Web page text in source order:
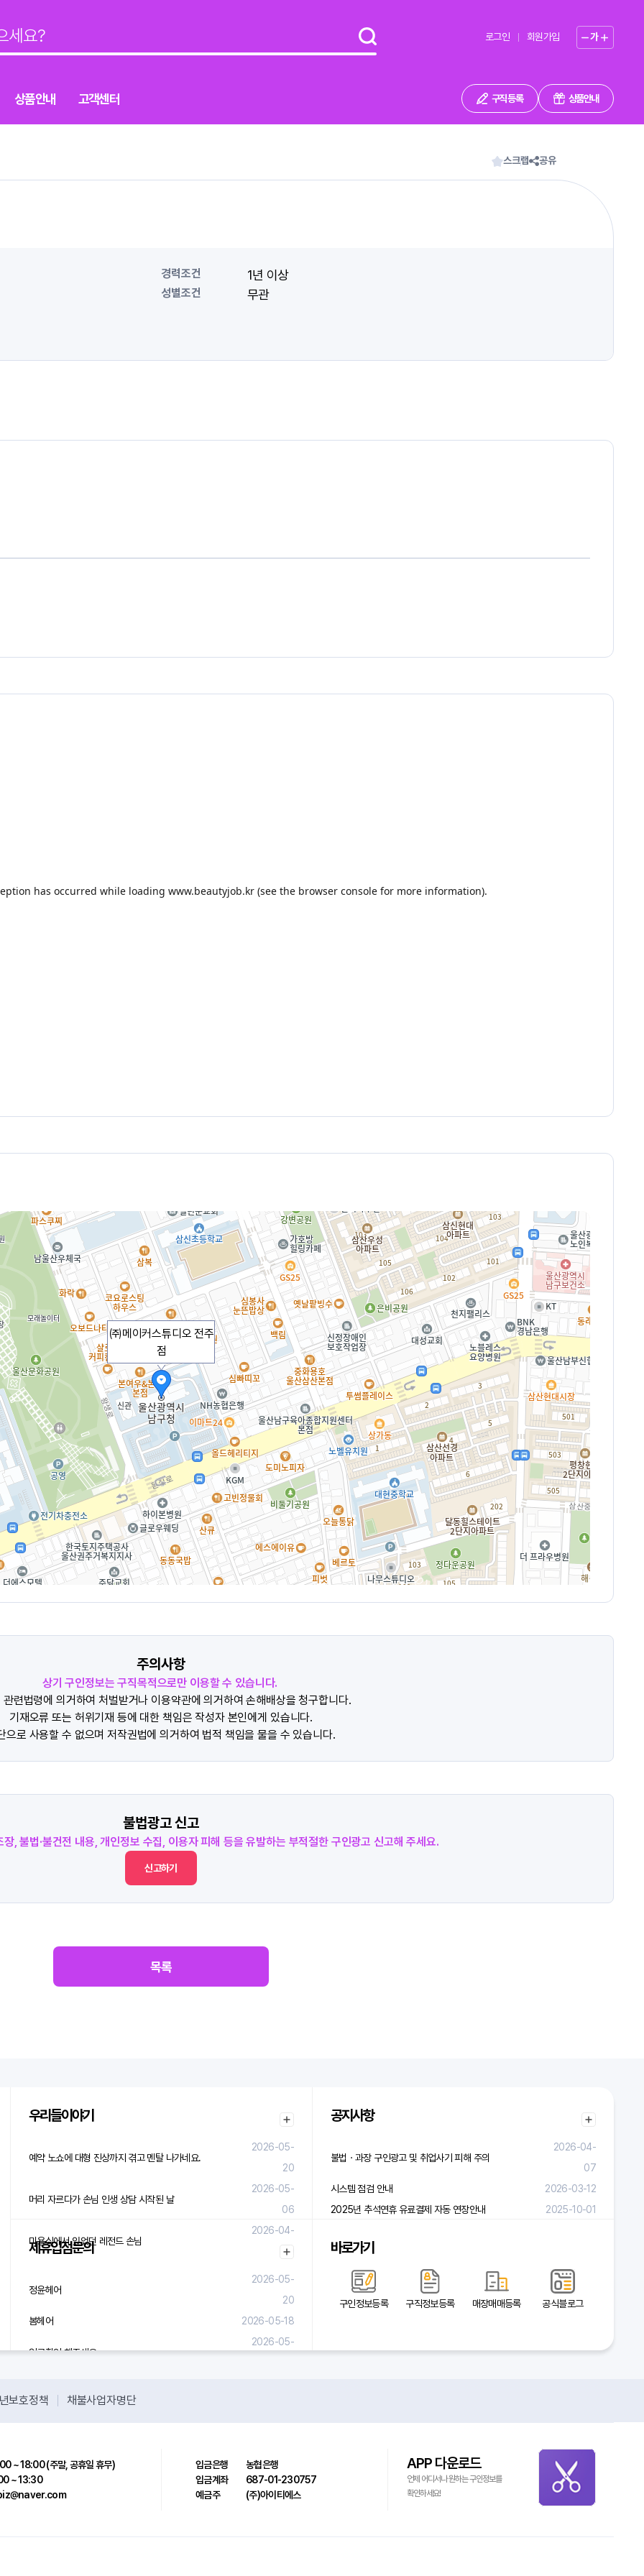
로그인 회원가입 가
상품안내 고객센터 구직 등록 상품안내
스크랩 공유
경력조건 1년 이상
성별조건 무관
㈜메이커스튜디오 전주
점
주의사항
상기 구인정보는 구직목적으로만 이용할 수 있습니다.
관련법령에 의거하여 처벌받거나 이용약관에 의거하여 손해배상을 청구합니다.
기재오류 또는 허위기재 등에 대한 책임은 작성자 본인에게 있습니다.
으로 사용할 수 없으며 저작권법에 의거하여 법적 책임을 물을 수 있습니다.
불법광고 신고
장, 불법·불건전 내용, 개인정보 수집, 이용자 피해 등을 유발하는 부적절한 구인광고 신고해 주세요.
신고하기
목록
우리들이야기
예약 노쇼에 대형 진상까지 겪고 멘탈 나가네요.
2026-05-
20
머리 자르다가 손님 인생 상담 시작된 날
2026-05-
06
미용실에서 있었던 레전드 손님
2026-04-
29
제휴입점문의
정윤헤어
2026-05-
20
봄헤어
2026-05-18
입금확인 해주세요.
2026-05-
공지사항
불법ㆍ과장 구인광고 및 취업사기 피해 주의
2026-04-
07
시스템 점검 안내
2026-03-12
2025년 추석연휴 유료결제 자동 연장안내
2025-10-01
바로가기
구인정보등록 구직정보등록 매장매매등록 공식블로그
보호정책 채불사업자명단
~ 18:00 (주말, 공휴일 휴무)
~ 13:30
입금은행
농협은행
입금계좌
687-01-230757
예금주
(주)아이티에스
APP 다운로드
언제 어디서나 원하는 구인정보를
확인하세요!